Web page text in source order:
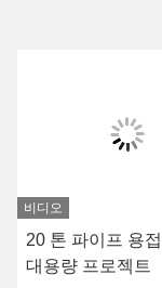
비디오
20 톤 파이프 용접
대용량 프로젝트